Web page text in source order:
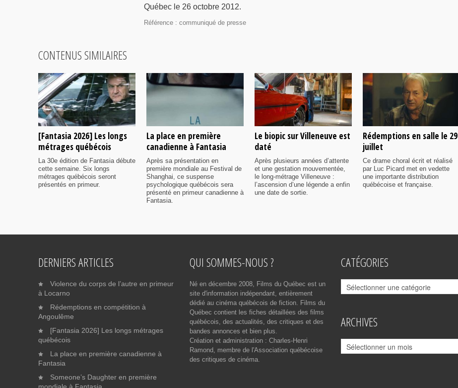
Québec le 26 octobre 2012.
Référence : communiqué de presse
CONTENUS SIMILAIRES
[Fantasia 2026] Les longs
métrages québécois
La 30e édition de Fantasia débute
cette semaine. Six longs
métrages québécois seront
présentés en primeur.
La place en première
canadienne à Fantasia
Après sa présentation en
première mondiale au Festival de
Shanghai, ce suspense
psychologique québécois sera
présenté en primeur canadienne à
Fantasia.
Le biopic sur Villeneuve est
daté
Après plusieurs années d’attente
et une gestation mouvementée,
le long-métrage Villeneuve :
l’ascension d’une légende a enfin
une date de sortie.
Rédemptions en salle le 29
juillet
Ce drame choral écrit et réalisé
par Luc Picard met en vedette
une importante distribution
québécoise et française.
DERNIERS ARTICLES
Violence du corps de l’autre en primeur
à Locarno
Rédemptions en compétition à
Angoulême
[Fantasia 2026] Les longs métrages
québécois
La place en première canadienne à
Fantasia
Someone’s Daughter en première
mondiale à Fantasia
QUI SOMMES-NOUS ?
Né en décembre 2008, Films du Québec est un
site d'information indépendant, entièrement
dédié au cinéma québécois de fiction. Films du
Québec contient les fiches détaillées des films
québécois, des actualités, des critiques et des
bandes annonces et bien plus.
Création et administration : Charles-Henri
Ramond, membre de l'Association québécoise
des critiques de cinéma.
CATÉGORIES
Catégories
ARCHIVES
Archives